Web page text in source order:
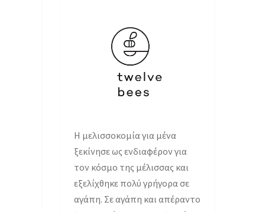
H μελισσοκομία για μένα
ξεκίνησε ως ενδιαφέρον για
τον κόσμο της μέλισσας και
εξελίχθηκε πολύ γρήγορα σε
αγάπη. Σε αγάπη και απέραντο